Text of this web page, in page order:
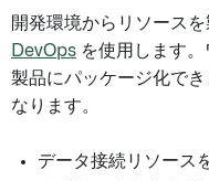
開発環境からリソース
DevOps を使用します
製品にパッケージ化で
なります。
データ接続リソース